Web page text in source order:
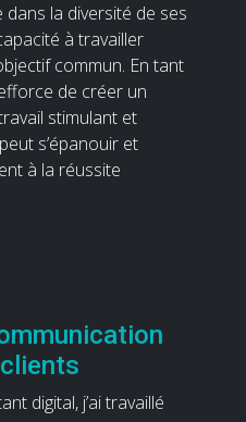
dans la diversité de ses
à travailler
commun. En tant
de créer un
stimulant et
s’épanouir et
à la réussite
digital, j’ai travaillé